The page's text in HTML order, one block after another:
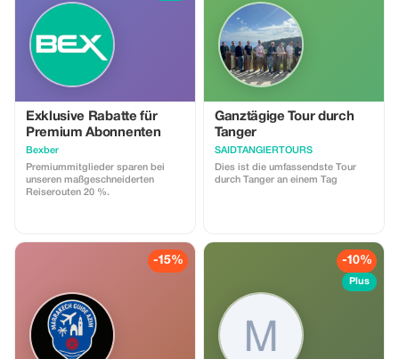
Exklusive Rabatte für
Premium Abonnenten
Bexber
Premiummitglieder sparen bei
unseren maßgeschneiderten
Reiserouten 20 %.
Ganztägige Tour durch
Tanger
SAIDTANGIERTOURS
Dies ist die umfassendste Tour
durch Tanger an einem Tag
-15% -10%
Plus